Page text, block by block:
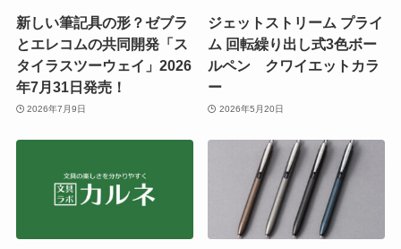
新しい筆記具の形？ゼブラ
とエレコムの共同開発「ス
タイラスツーウェイ」2026
年7月31日発売！
2026年7月9日
ジェットストリーム プライ
ム 回転繰り出し式3色ボー
ルペン クワイエットカラ
ー
2026年5月20日